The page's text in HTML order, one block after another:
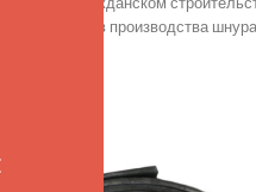
серый, состав производства